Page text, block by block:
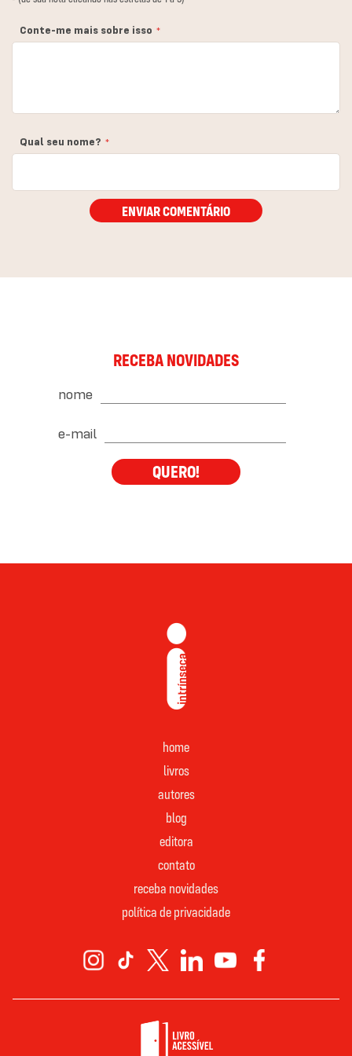
Conte-me mais sobre isso
Qual seu nome?
ENVIAR COMENTÁRIO
RECEBA NOVIDADES
nome
e-mail
QUERO!
home
livros
autores
blog
editora
contato
receba novidades
política de privacidade